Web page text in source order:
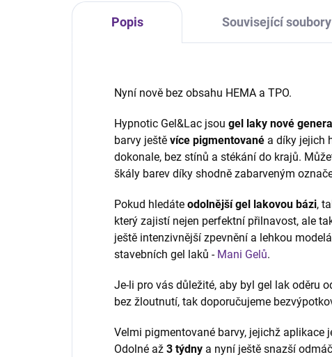
Popis Související
Nyní nově bez obsahu HEMA a TPO.
Hypnotic Gel&Lac jsou gel laky nové
barvy ještě více pigmentované a díky jejich
dokonale, bez stínů a stékání do krajů.
škály barev díky shodně zabarveným
Pokud hledáte odolnější gel lakovou bázi,
který zajistí nejen perfektní přilnavost, ale
ještě intenzivnější zpevnění a lehkou
stavebních gel laků - Mani Gelů.
Je-li pro vás důležité, aby byl gel lak oděru
bez žloutnutí, tak doporučujeme
Velmi pigmentované barvy, jejichž aplikace
Odolné až 3 týdny a nyní ještě snazší